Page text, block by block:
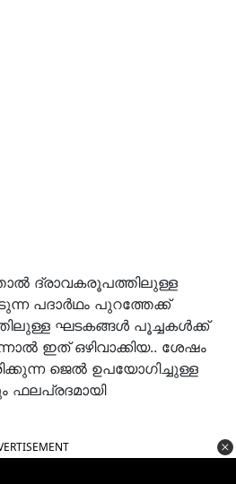
ദ്രാവകരൂപത്തിലുള്ള
പദാര്‍ഥം പുറത്തേക്ക്
ഘടകങ്ങള്‍ പൂച്ചകള്‍ക്ക്
ഇത് ഒഴിവാക്കിയ.. ശേഷം
ജെല്‍ ഉപയോഗിച്ചുള്ള
ഫലപ്രദമായി